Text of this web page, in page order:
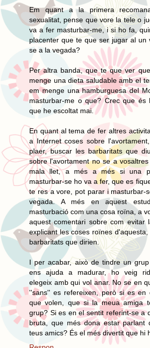
Em quant a la primera
sexualitat, pense que vore la tele o
va a fer masturbar-me, i si ho fa,
placenter que te que ser jugar al un
se a la vegada?
Per altra banda, que te que ver
menge una dieta saludable amb el
em menge una hamburguesa del
masturbar-me o que? Crec que és
que he escoltat mai.
En quant al tema de fer altres
a Internet coses sobre
plaer, buscar les barbaritats que
sobre l'avortament no se a
mala llet, a més a més si una
masturbar-se ho va a fer, que es
te res a vore, pot parar i masturbar-
vegada. A més en aquest
masturbació com una cosa roïna, a
aquest comentari sobre com evitar
explicant les coses roïnes
barbaritats que dirien.
I per acabar, això de tindre un
ens ajuda a madurar, ho veig
elegeix amb qui vol anar. No se en
''sans'' es refereixen, però si es en
que volen, que si la meua amiga
grup? Si es en el sentit referint-se a
bruta, que més dona estar parlant
teus amics? És el més divertit que hi